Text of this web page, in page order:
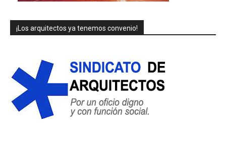
¡Los arquitectos ya tenemos convenio!